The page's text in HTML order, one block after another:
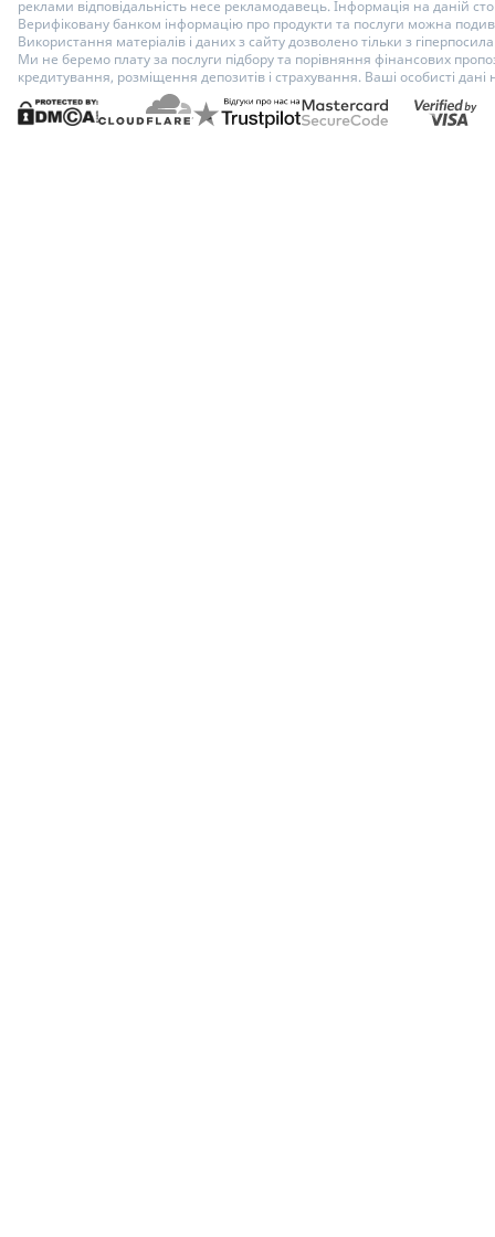
реклами відповідальність несе рекламодавець. Інформація на даній
Верифіковану банком інформацію про продукти та послуги можна
Використання матеріалів і даних з сайту дозволено тільки з
Ми не беремо плату за послуги підбору та порівняння фінансових
кредитування, розміщення депозитів і страхування. Ваші особисті